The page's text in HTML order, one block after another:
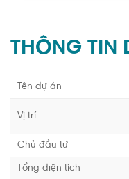
Tổng diện tích
Mật độ xây dựng